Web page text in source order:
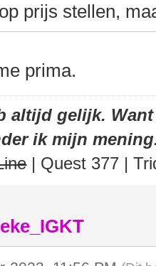
prijs stellen,
prima.
altijd gelijk.
ik mijn
| Quest 377 |